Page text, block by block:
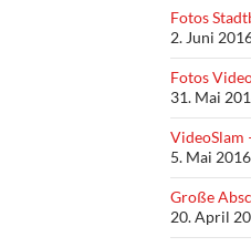
Fotos
2. Juni
Fotos
31. Mai
VideoSlam
5. Mai 2016
Große
20. April